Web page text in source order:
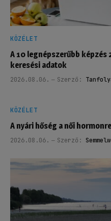
KÖZÉLET
A 10 legnépszerűbb
keresési adatok
2026.08.06. Szerző:
KÖZÉLET
A nyári hőség a női
2026.08.06. Szerző: